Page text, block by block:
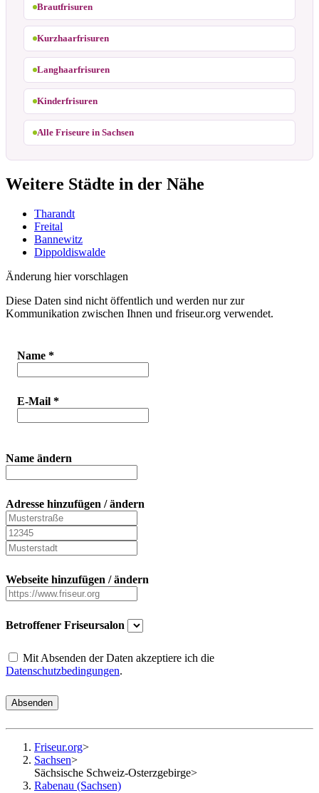
Brautfrisuren
Kurzhaarfrisuren
Langhaarfrisuren
Kinderfrisuren
Alle Friseure in Sachsen
Weitere Städte in der Nähe
Tharandt
Freital
Bannewitz
Dippoldiswalde
Änderung hier vorschlagen
Diese Daten sind nicht öffentlich und werden nur zur
Kommunikation zwischen Ihnen und friseur.org verwendet.
Name *
E-Mail *
Name ändern
Adresse hinzufügen / ändern
Webseite hinzufügen / ändern
Betroffener Friseursalon
Mit Absenden der Daten akzeptiere ich die
Datenschutzbedingungen.
Absenden
Friseur.org>
Sachsen>
Sächsische Schweiz-Osterzgebirge>
Rabenau (Sachsen)